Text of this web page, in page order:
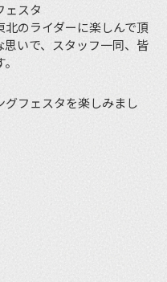
ェスタ
のライダーに楽しんで頂
いで、スタッフ一同、皆
フェスタを楽しみまし